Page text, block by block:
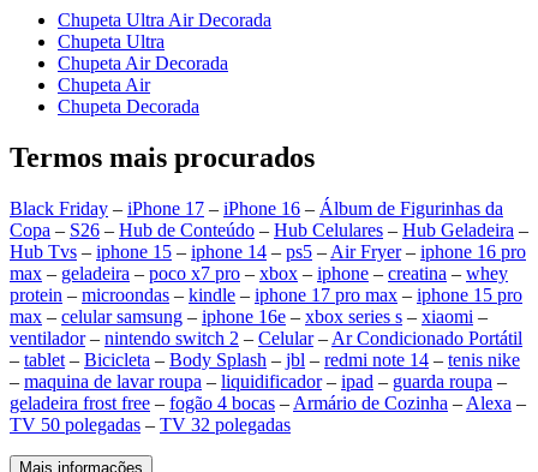
Chupeta Ultra Air Decorada
Chupeta Ultra
Chupeta Air Decorada
Chupeta Air
Chupeta Decorada
Termos mais procurados
Black Friday – iPhone 17 – iPhone 16 – Álbum de Figurinhas da
Copa – S26 – Hub de Conteúdo – Hub Celulares – Hub Geladeira –
Hub Tvs – iphone 15 – iphone 14 – ps5 – Air Fryer– iphone 16 pro
max – geladeira – poco x7 pro – xbox – iphone – creatina – whey
protein – microondas – kindle – iphone 17 pro max – iphone 15 pro
max – celular samsung – iphone 16e – xbox series s – xiaomi –
ventilador– nintendo switch 2 – Celular– Ar Condicionado Portátil
– tablet – Bicicleta – Body Splash – jbl – redmi note 14 – tenis nike
– maquina de lavar roupa – liquidificador– ipad – guarda roupa –
geladeira frost free – fogão 4 bocas – Armário de Cozinha – Alexa –
TV 50 polegadas – TV 32 polegadas
Mais informações